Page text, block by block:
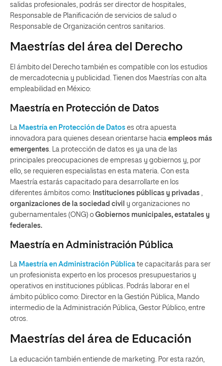
salidas profesionales, podrás ser director de hospitales,
Responsable de Planificación de servicios de salud o
Responsable de Organización centros sanitarios.
Maestrías del área del Derecho
El ámbito del Derecho también es compatible con los estudios
de mercadotecnia y publicidad. Tienen dos Maestrías con alta
empleabilidad en México:
Maestría en Protección de Datos
La Maestría en Protección de Datos es otra apuesta
innovadora para quienes desean orientarse hacia empleos más
emergentes . La protección de datos es ya una de las
principales preocupaciones de empresas y gobiernos y, por
ello, se requieren especialistas en esta materia. Con esta
Maestría estarás capacitado para desarrollarte en los
diferentes ámbitos como:
Instituciones públicas y privadas
organizaciones de la sociedad civil
y organizaciones no
gubernamentales (ONG) o Gobiernos municipales, estatales y
federales.
Maestría en Administración Pública
La Maestría en Administración Pública te capacitarás para ser
un profesionista experto en los procesos presupuestarios y
operativos en instituciones públicas. Podrás laborar en el
ámbito público como: Director en la Gestión Pública, Mando
intermedio de la Administración Pública, Gestor Público, entre
otros.
Maestrías del área de Educación
La educación también entiende de marketing. Por esta razón,